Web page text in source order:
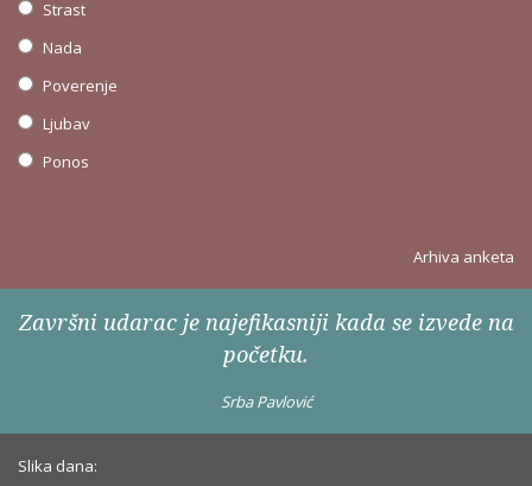
Strast
Nada
Poverenje
Ljubav
Ponos
Arhiva anketa
Završni udarac je najefikasniji kada se izvede na
početku.
Srba Pavlović
Slika dana: